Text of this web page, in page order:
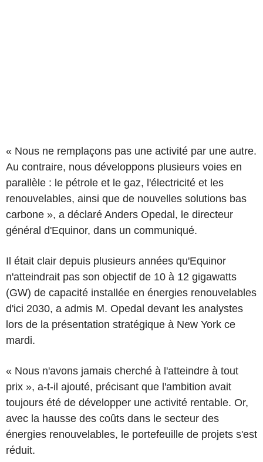
« Nous ne remplaçons pas une activité par une autre.
Au contraire, nous développons plusieurs voies en
parallèle : le pétrole et le gaz, l'électricité et les
renouvelables, ainsi que de nouvelles solutions bas
carbone », a déclaré Anders Opedal, le directeur
général d'Equinor, dans un communiqué.
Il était clair depuis plusieurs années qu'Equinor
n'atteindrait pas son objectif de 10 à 12 gigawatts
(GW) de capacité installée en énergies renouvelables
d'ici 2030, a admis M. Opedal devant les analystes
lors de la présentation stratégique à New York ce
mardi.
« Nous n'avons jamais cherché à l'atteindre à tout
prix », a-t-il ajouté, précisant que l'ambition avait
toujours été de développer une activité rentable. Or,
avec la hausse des coûts dans le secteur des
énergies renouvelables, le portefeuille de projets s'est
réduit.